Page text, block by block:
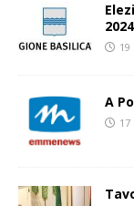
2024
19
A
17